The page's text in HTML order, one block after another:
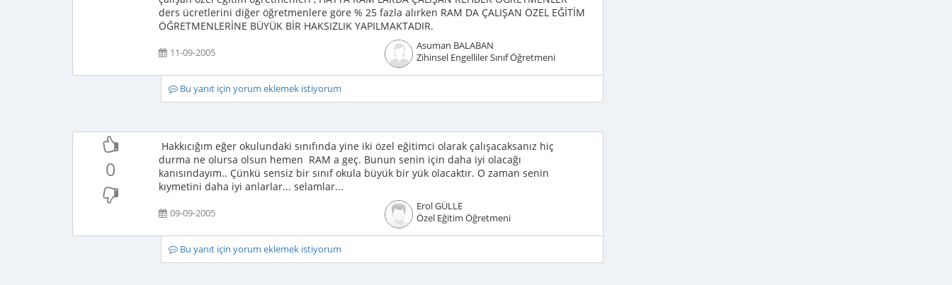
ders ücretlerini diğer öğretmenlere göre % 25 fazla alırken RAM DA ÇALIŞAN ÖZEL EĞİTİM
ÖĞRETMENLERİNE BÜYÜK BİR HAKSIZLIK YAPILMAKTADIR.
11-09-2005
Asuman BALABAN
Zihinsel Engelliler Sınıf Öğretmeni
Bu yanıt için yorum eklemek istiyorum
0
Hakkıcığım eğer okulundaki sınıfında yine iki özel eğitimci olarak çalışacaksanız hiç
durma ne olursa olsun hemen RAM a geç. Bunun senin için daha iyi olacağı
kanısındayım.. Çünkü sensiz bir sınıf okula büyük bir yük olacaktır. O zaman senin
kıymetini daha iyi anlarlar... selamlar...
09-09-2005
Erol GÜLLE
Özel Eğitim Öğretmeni
Bu yanıt için yorum eklemek istiyorum